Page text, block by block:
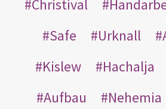
Christival
Safe
Urknall
Kislew
Hachalja
Aufbau
Nehemia